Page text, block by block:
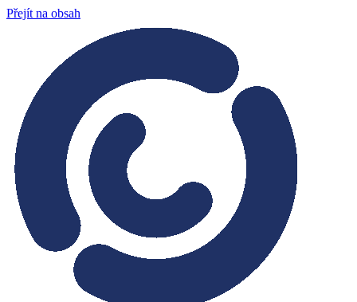
Přejít na obsah